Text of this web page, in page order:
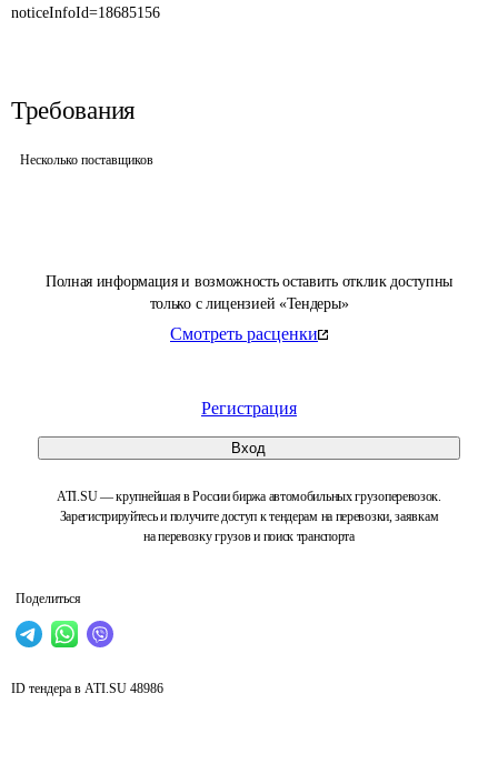
Полная информация и возможность оставить отклик доступны
только с лицензией «Тендеры»
Смотреть расценки
Регистрация
Вход
ATI.SU — крупнейшая в России биржа автомобильных грузоперевозок.
Зарегистрируйтесь и получите доступ к тендерам на перевозки, заявкам
на перевозку грузов и поиск транспорта
Поделиться
noticeInfoId=18685156
Требования
Несколько поставщиков
ID тендера в ATI.SU 48986